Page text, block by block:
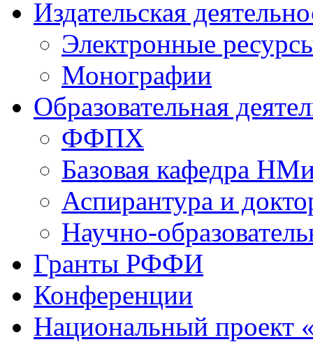
Издательская
Электронные
Монографии
Образовательная
ФФПХ
Базовая кафедра
Аспирантура и
Научно-
Гранты РФФИ
Конференции
Национальный проект